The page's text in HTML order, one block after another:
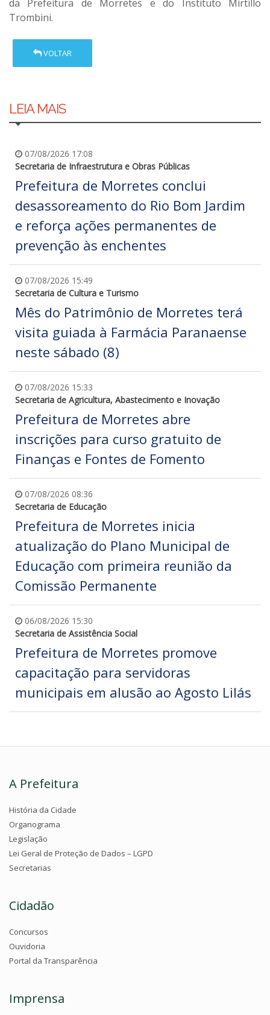
da Prefeitura de Morretes e do Instituto Mirtillo
Trombini.
VOLTAR
LEIA MAIS
07/08/2026 17:08
Secretaria de Infraestrutura e Obras Públicas
Prefeitura de Morretes conclui
desassoreamento do Rio Bom Jardim
e reforça ações permanentes de
prevenção às enchentes
07/08/2026 15:49
Secretaria de Cultura e Turismo
Mês do Patrimônio de Morretes terá
visita guiada à Farmácia Paranaense
neste sábado (8)
07/08/2026 15:33
Secretaria de Agricultura, Abastecimento e Inovação
Prefeitura de Morretes abre
inscrições para curso gratuito de
Finanças e Fontes de Fomento
07/08/2026 08:36
Secretaria de Educação
Prefeitura de Morretes inicia
atualização do Plano Municipal de
Educação com primeira reunião da
Comissão Permanente
06/08/2026 15:30
Secretaria de Assistência Social
Prefeitura de Morretes promove
capacitação para servidoras
municipais em alusão ao Agosto Lilás
A Prefeitura
História da Cidade
Organograma
Legislação
Lei Geral de Proteção de Dados – LGPD
Secretarias
Cidadão
Concursos
Ouvidoria
Portal da Transparência
Imprensa